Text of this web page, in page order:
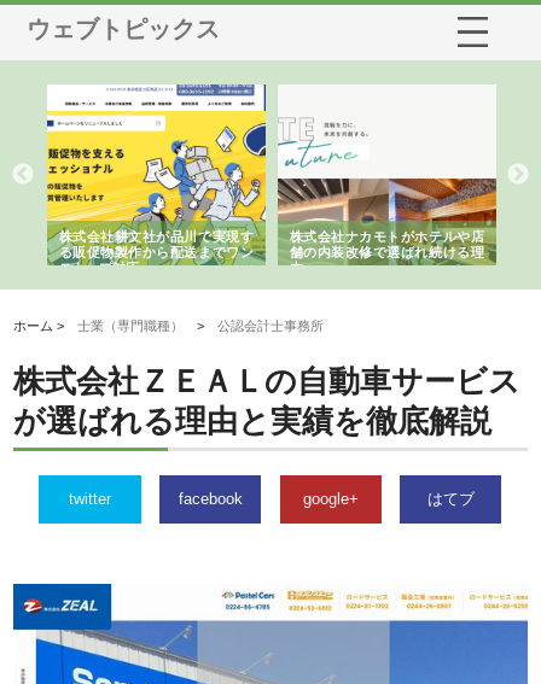
ウェブトピックス
式会社ナカモトがホテルや店
の内装改修で選ばれ続ける理
株式会社スプリングエフが選ば
れる理由とOEMアパレル製造の
強み
桑木給食株
ばれる手作
ホーム >士業（専門職種） >公認会計士事務所
株式会社ＺＥＡＬの自動車サービス
が選ばれる理由と実績を徹底解説
twitter facebook google+ はてブ